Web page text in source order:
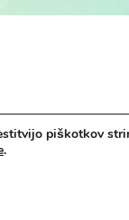
piškotkov
.